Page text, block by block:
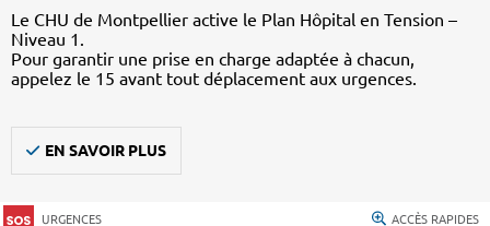
Le CHU de Montpellier active le Plan Hôpital en Tension –
Niveau 1.
Pour garantir une prise en charge adaptée à chacun,
appelez le 15 avant tout déplacement aux urgences.
EN SAVOIR PLUS
URGENCES ACCÈS RAPIDES